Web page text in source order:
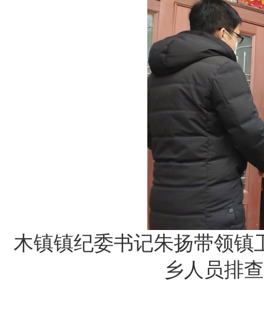
木镇镇纪委书记朱扬带领镇
乡人员排